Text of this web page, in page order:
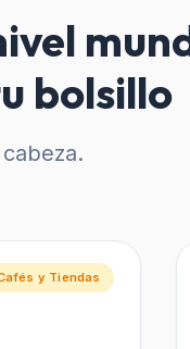
bolsillo
y Tiendas